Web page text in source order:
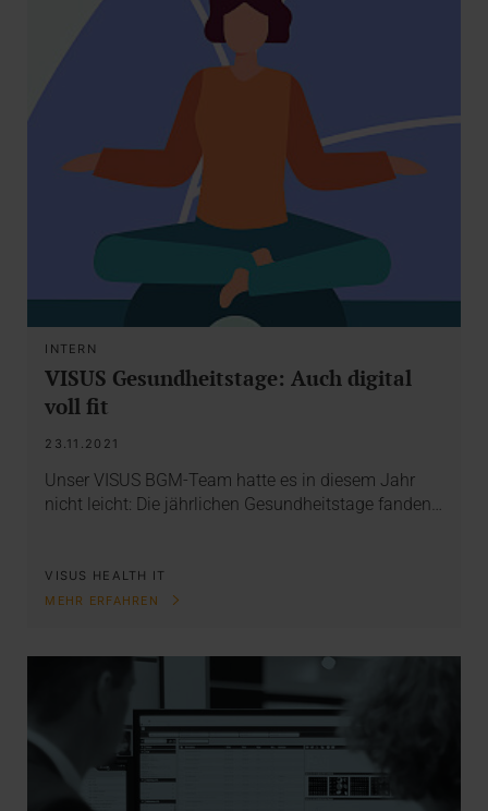
INTERN
VISUS Gesundheitstage: Auch digital
voll fit
23.11.2021
Unser VISUS BGM-Team hatte es in diesem Jahr
nicht leicht: Die jährlichen Gesundheitstage fanden…
VISUS HEALTH IT
MEHR ERFAHREN